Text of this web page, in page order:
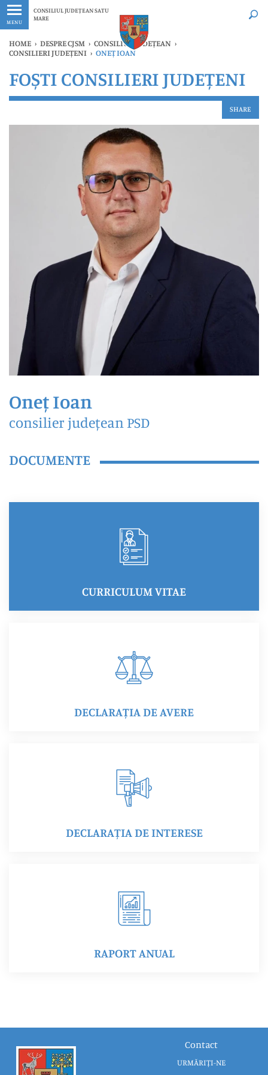
MENU
CONSILIUL JUDEȚEAN SATU
MARE
Ultimele
HOME › DESPRE CJSM › CONSILIUL JUDEȚEAN ›
CONSILIERI JUDEȚENI › ONEȚ IOAN
FOȘTI CONSILIERI JUDEȚENI
SHARE
Oneț Ioan
consilier județean PSD
DOCUMENTE
CURRICULUM VITAE
DECLARAȚIA DE AVERE
DECLARAȚIA DE INTERESE
RAPORT ANUAL
Contact
URMĂRIȚI-NE